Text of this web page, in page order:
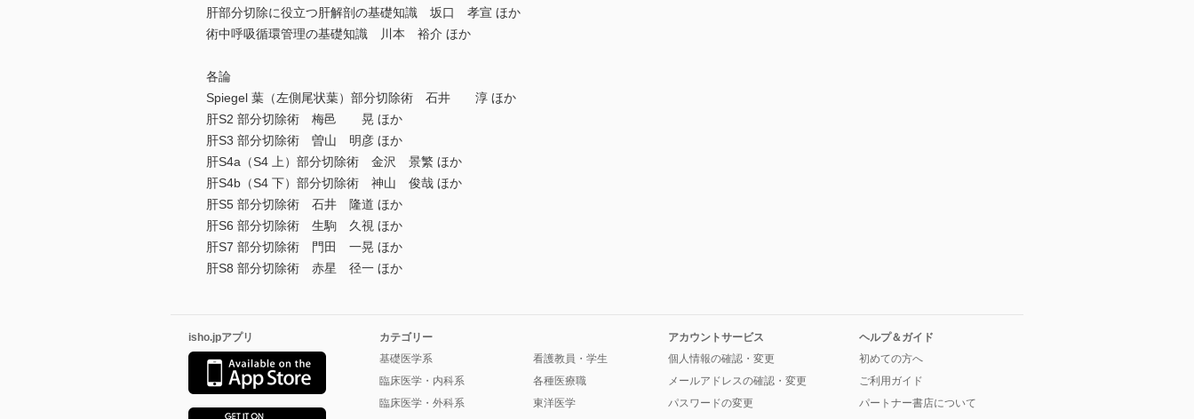
肝部分切除に役立つ肝解剖の基礎知識 坂口 孝宣 ほか
術中呼吸循環管理の基礎知識 川本 裕介 ほか
各論
Spiegel 葉（左側尾状葉）部分切除術 石井 淳 ほか
肝S2 部分切除術 梅邑 晃 ほか
肝S3 部分切除術 曽山 明彦 ほか
肝S4a（S4 上）部分切除術 金沢 景繁 ほか
肝S4b（S4 下）部分切除術 神山 俊哉 ほか
肝S5 部分切除術 石井 隆道 ほか
肝S6 部分切除術 生駒 久視 ほか
肝S7 部分切除術 門田 一晃 ほか
肝S8 部分切除術 赤星 径一 ほか
isho.jpアプリ
カテゴリー
基礎医学系
臨床医学・内科系
臨床医学・外科系
看護教員・学生
各種医療職
東洋医学
アカウントサービス
個人情報の確認・変更
メールアドレスの確認・変更
パスワードの変更
ヘルプ＆ガイド
初めての方へ
ご利用ガイド
パートナー書店について